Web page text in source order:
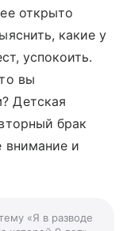
открыто
какие у
успокоить.
вы
Детская
брак
внимание и
«Я в разводе